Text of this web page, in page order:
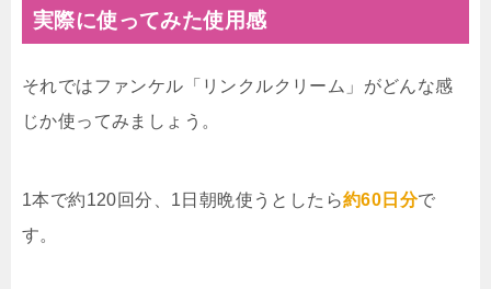
実際に使ってみた使用感
それではファンケル「リンクルクリーム」がどんな感
じか使ってみましょう。
1本で約120回分、1日朝晩使うとしたら約60日分で
す。